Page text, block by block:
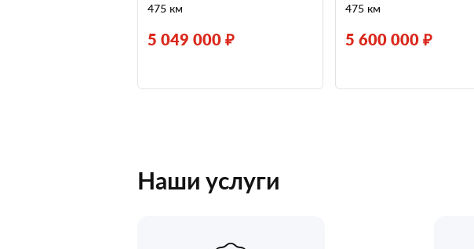
475 км
5 049 000 ₽
475 км
5 600 000 ₽
Наши услуги